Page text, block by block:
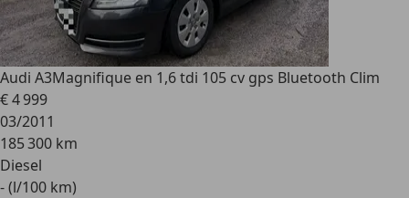
Audi A3Magnifique en 1,6 tdi 105 cv gps Bluetooth Clim
€ 4 999
03/2011
185 300 km
Diesel
- (l/100 km)